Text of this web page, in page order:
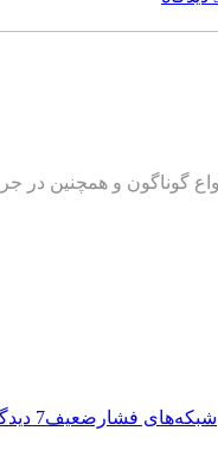
و همچنین در
شبکه‌های فشارضعیف7 دیدگاه